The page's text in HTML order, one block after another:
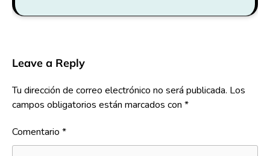
Leave a Reply
Tu dirección de correo electrónico no será publicada. Los
campos obligatorios están marcados con *
Comentario *